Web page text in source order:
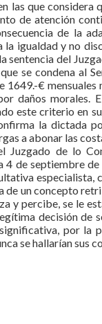
las que considera
de atención
de la
la igualdad y no
sentencia del
se condena al
1649.-€ mensuales
daños morales.
este criterio en
la dictada
a abonar las
Juzgado de lo
4 de septiembre
especialista,
de un concepto
y percibe, se le
decisión de
por la
se hallarían sus